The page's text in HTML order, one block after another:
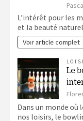
L’intérêt pour les
et la beauté
Voir article complet
Le
Dans un monde où
nos loisirs, le